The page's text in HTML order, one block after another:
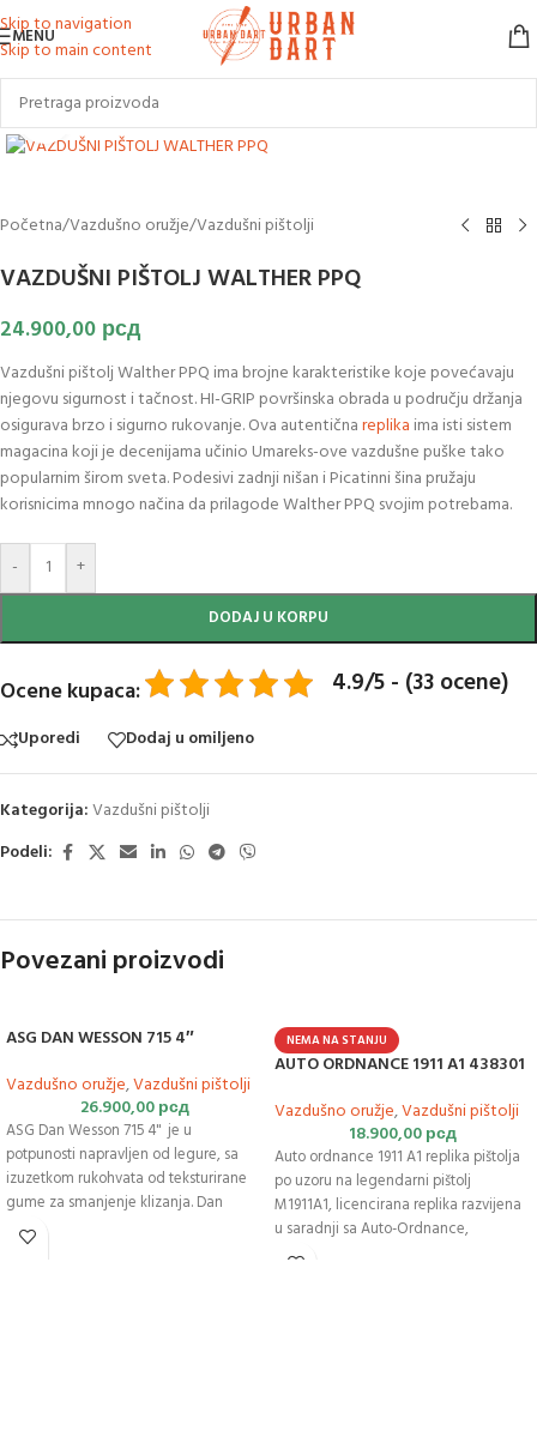
Skip to navigation
Skip to main content
MENU
Klikni za uvećanje slike
Početna/Vazdušno oružje/Vazdušni pištolji
VAZDUŠNI PIŠTOLJ WALTHER PPQ
24.900,00 рсд
Vazdušni pištolj Walther PPQ ima brojne karakteristike koje povećavaju
njegovu sigurnost i tačnost. HI-GRIP površinska obrada u području držanja
osigurava brzo i sigurno rukovanje. Ova autentičnareplika ima isti sistem
magacina koji je decenijama učinio Umareks-ove vazdušne puške tako
popularnim širom sveta. Podesivi zadnji nišan i Picatinni šina pružaju
korisnicima mnogo načina da prilagode Walther PPQ svojim potrebama.
- +
DODAJ U KORPU
Ocene kupaca: 4.9/5 - (33 ocene)
Uporedi Dodaj u omiljeno
Kategorija:Vazdušni pištolji
Podeli:
Povezani proizvodi
ASG DAN WESSON 715 4″
Vazdušno oružje,Vazdušni pištolji
26.900,00рсд
ASG Dan Wesson 715 4" je u
potpunosti napravljen od legure, sa
izuzetkom rukohvata od teksturirane
gume za smanjenje klizanja. Dan
Wesson 715 4" je licenciran od Dan
Wesson CZ-SAD. Potpuno je
NEMA NA STANJU
AUTO ORDNANCE 1911 A1 438301
Vazdušno oružje,Vazdušni pištolji
18.900,00рсд
Auto ordnance 1911 A1 replika pištolja
po uzoru na legendarni pištolj
M1911A1, licencirana replika razvijena
u saradnji sa Auto-Ordnance,
američkim proizvođačem vatrenog